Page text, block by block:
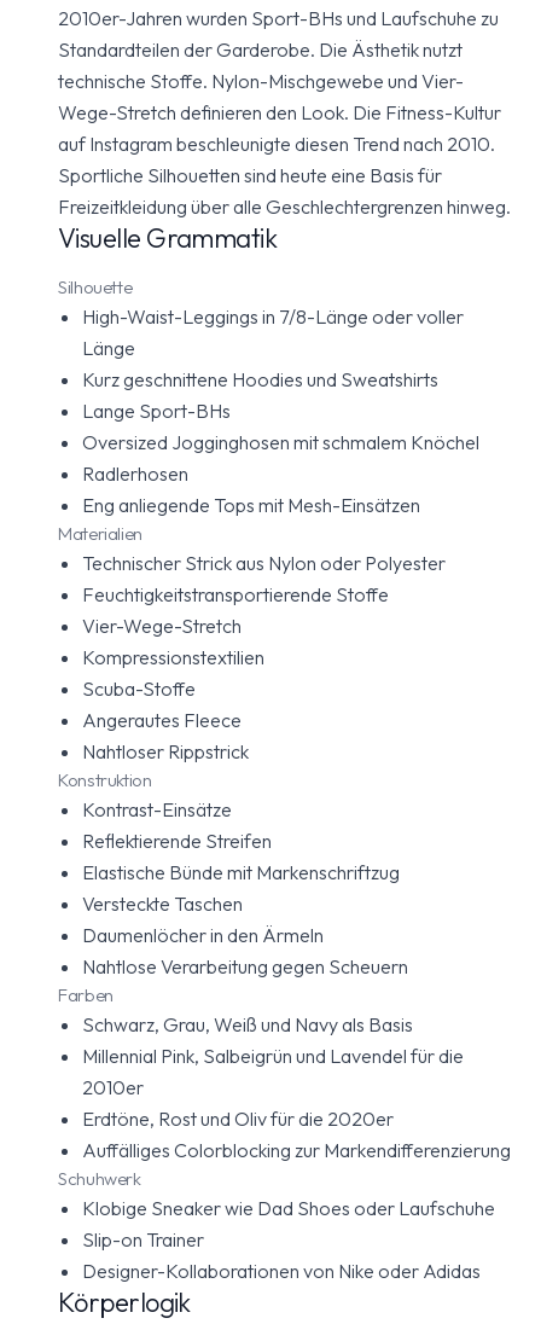
2010er-Jahren wurden Sport-BHs und Laufschuhe zu
Standardteilen der Garderobe. Die Ästhetik nutzt
technische Stoffe. Nylon-Mischgewebe und Vier-
Wege-Stretch definieren den Look. Die Fitness-Kultur
auf Instagram beschleunigte diesen Trend nach 2010.
Sportliche Silhouetten sind heute eine Basis für
Freizeitkleidung über alle Geschlechtergrenzen hinweg.
Visuelle Grammatik
Silhouette
High-Waist-Leggings in 7/8-Länge oder voller
Länge
Kurz geschnittene Hoodies und Sweatshirts
Lange Sport-BHs
Oversized Jogginghosen mit schmalem Knöchel
Radlerhosen
Eng anliegende Tops mit Mesh-Einsätzen
Materialien
Technischer Strick aus Nylon oder Polyester
Feuchtigkeitstransportierende Stoffe
Vier-Wege-Stretch
Kompressionstextilien
Scuba-Stoffe
Angerautes Fleece
Nahtloser Rippstrick
Konstruktion
Kontrast-Einsätze
Reflektierende Streifen
Elastische Bünde mit Markenschriftzug
Versteckte Taschen
Daumenlöcher in den Ärmeln
Nahtlose Verarbeitung gegen Scheuern
Farben
Schwarz, Grau, Weiß und Navy als Basis
Millennial Pink, Salbeigrün und Lavendel für die
2010er
Erdtöne, Rost und Oliv für die 2020er
Auffälliges Colorblocking zur Markendifferenzierung
Schuhwerk
Klobige Sneaker wie Dad Shoes oder Laufschuhe
Slip-on Trainer
Designer-Kollaborationen von Nike oder Adidas
Körperlogik